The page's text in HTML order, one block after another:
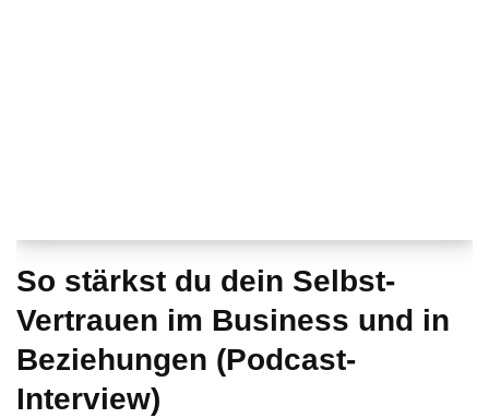
So stärkst du dein Selbst-
Vertrauen im Business und in
Beziehungen (Podcast-
Interview)